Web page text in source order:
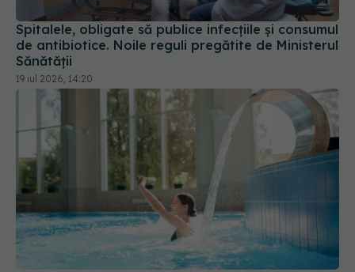
de antibiotice. Noile reguli pregătite de Ministerul
Sănătății
19 iul 2026, 14:20
Cum poate obține un salariat un bilet de
tratament balnear prin Casa de Pensii